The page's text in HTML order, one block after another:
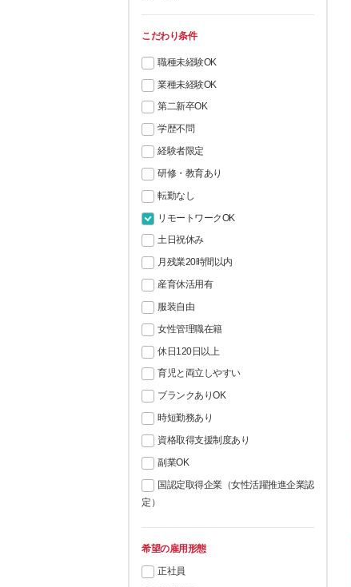
こだわり条件
職種未経験OK
業種未経験OK
第二新卒OK
学歴不問
経験者限定
研修・教育あり
転勤なし
リモートワークOK
土日祝休み
月残業20時間以内
産育休活用有
服装自由
女性管理職在籍
休日120日以上
育児と両立しやすい
ブランクありOK
時短勤務あり
資格取得支援制度あり
副業OK
国認定取得企業（女性活躍推進企業認
定）
希望の雇用形態
正社員